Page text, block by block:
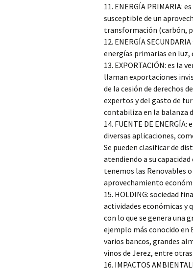
11. ENERGÍA PRIMARIA:
susceptible de un
transformación (carbón,
12. ENERGÍA
energías primarias en luz,
13. EXPORTACIÓN: es la
llaman exportaciones
de la cesión de derechos
expertos y del gasto de
contabiliza en la balanza
14. FUENTE DE
diversas aplicaciones,
Se pueden clasificar de
atendiendo a su
tenemos las Renovables
aprovechamiento
15. HOLDING: sociedad
actividades económicas y
con lo que se genera una
ejemplo más conocido en
varios bancos, grandes
vinos de Jerez, entre otras.
16. IMPACTOS